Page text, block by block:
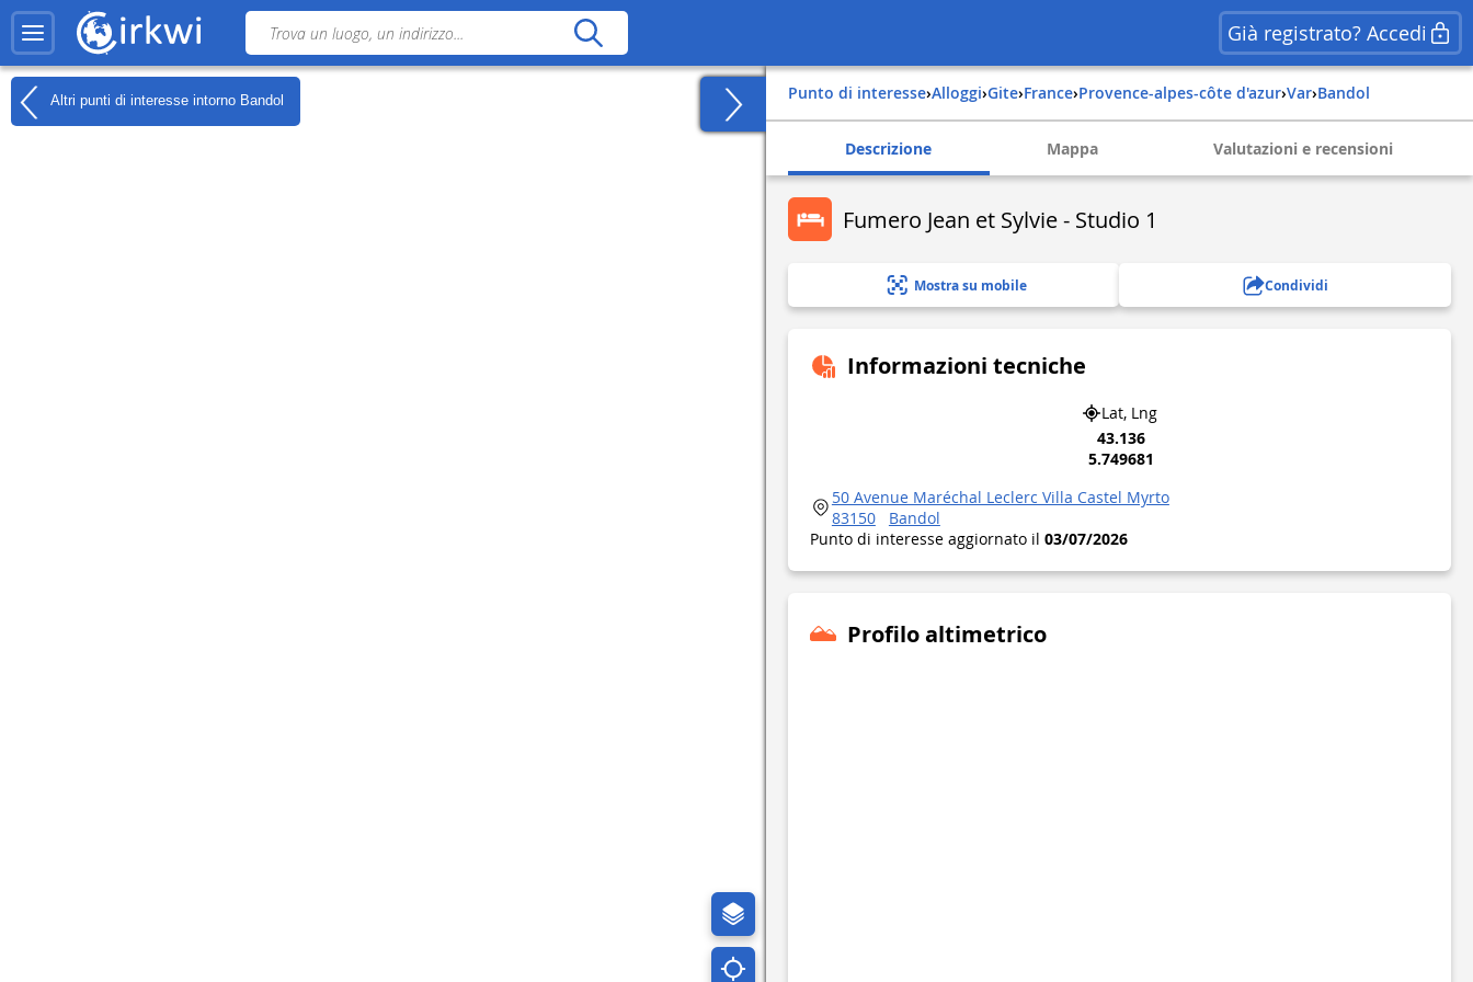
Già registrato? Accedi
Altri punti di interesse intorno Bandol Punto di interesse› Alloggi› Gite› france› provence-alpes-côte d'azur› var› bandol
Descrizione Mappa Valutazioni e recensioni
Fumero Jean et Sylvie - Studio 1
Mostra su mobile Condividi
Informazioni tecniche
Lat, Lng
43.136
5.749681
50 Avenue Maréchal Leclerc Villa Castel Myrto
83150
Bandol
Punto di interesse aggiornato il 03/07/2026
Profilo altimetrico